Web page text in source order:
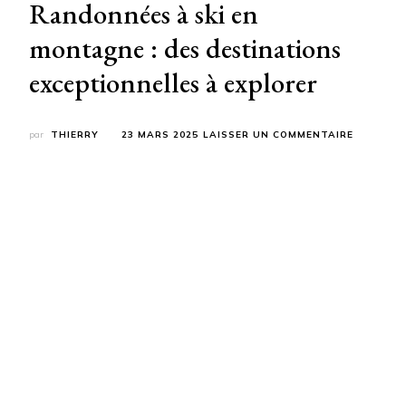
Randonnées à ski en
montagne : des destinations
exceptionnelles à explorer
par THIERRY 23 MARS 2025 LAISSER UN COMMENTAIRE